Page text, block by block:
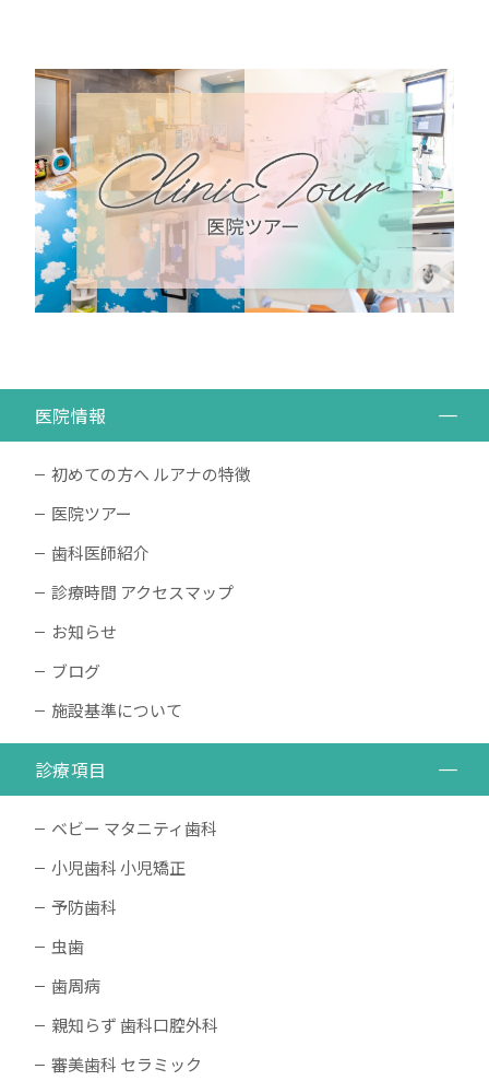
医院情報
初めての方へ ルアナの特徴
医院ツアー
歯科医師紹介
診療時間 アクセスマップ
お知らせ
ブログ
施設基準について
診療項目
ベビー マタニティ歯科
小児歯科 小児矯正
予防歯科
虫歯
歯周病
親知らず 歯科口腔外科
審美歯科 セラミック